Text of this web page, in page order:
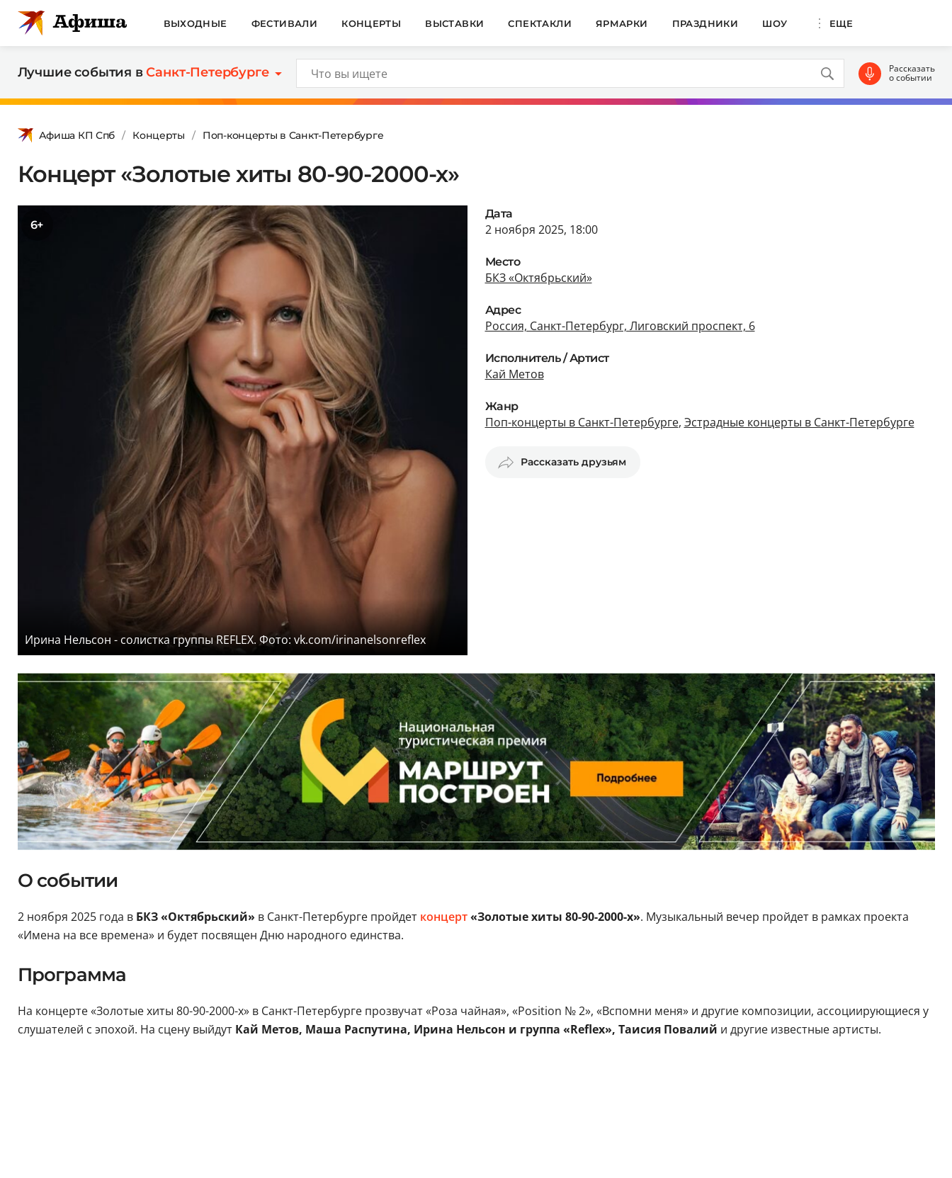
ВЫХОДНЫЕ ФЕСТИВАЛИ КОНЦЕРТЫ ВЫСТАВКИ СПЕКТАКЛИ ЯРМАРКИ ПРАЗДНИКИ ШОУ ЕЩЕ
Лучшие события вСанкт-Петербурге Рассказать
о событии
Афиша КП Спб Концерты Поп-концерты в Санкт-Петербурге
Концерт «Золотые хиты 80-90-2000-х»
6+
Ирина Нельсон - солистка группы REFLEX. Фото: vk.com/irinanelsonreflex
Дата
2 ноября 2025, 18:00
Место
БКЗ «Октябрьский»
Адрес
Россия, Санкт-Петербург, Лиговский проспект, 6
Исполнитель / Артист
Кай Метов
Жанр
Поп-концерты в Санкт-Петербурге, Эстрадные концерты в Санкт-Петербурге
Рассказать друзьям
О событии
2 ноября 2025 года вБКЗ «Октябрьский» в Санкт-Петербурге пройдет концерт«Золотые хиты 80-90-2000-х». Музыкальный вечер пройдет в рамках проекта
«Имена на все времена» и будет посвящен Дню народного единства.
Программа
На концерте «Золотые хиты 80-90-2000-х» в Санкт-Петербурге прозвучат «Роза чайная», «Position № 2», «Вспомни меня» и другие композиции, ассоциирующиеся у
слушателей с эпохой. На сцену выйдут Кай Метов, Маша Распутина, Ирина Нельсон и группа «Reflex», Таисия Повалий и другие известные артисты.